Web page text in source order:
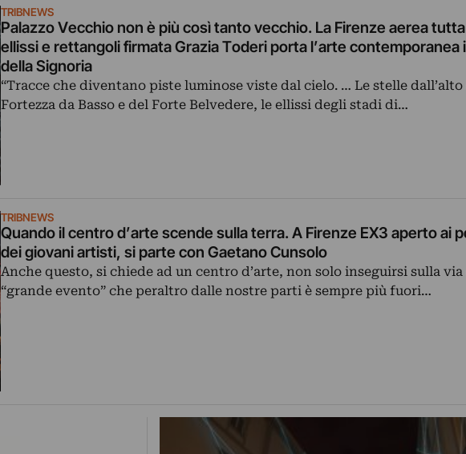
TRIBNEWS
Palazzo Vecchio non è più così tanto vecchio. La Firenze aerea
ellissi e rettangoli firmata Grazia Toderi porta l’arte contemporanea
della Signoria
“Tracce che diventano piste luminose viste dal cielo. … Le stelle dall’alto
Fortezza da Basso e del Forte Belvedere, le ellissi degli stadi di…
TRIBNEWS
Quando il centro d’arte scende sulla terra. A Firenze EX3 aperto ai
dei giovani artisti, si parte con Gaetano Cunsolo
Anche questo, si chiede ad un centro d’arte, non solo inseguirsi sulla via
“grande evento” che peraltro dalle nostre parti è sempre più fuori…